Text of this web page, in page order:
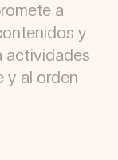
a
y
actividades
y al orden